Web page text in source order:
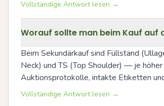
Vollständige Antwort lesen →
Worauf sollte man beim Kauf auf
Beim Sekundärkauf sind Füllstand
Neck) und TS (Top Shoulder) — je
Auktionsprotokolle, intakte Etiketten
Vollständige Antwort lesen →